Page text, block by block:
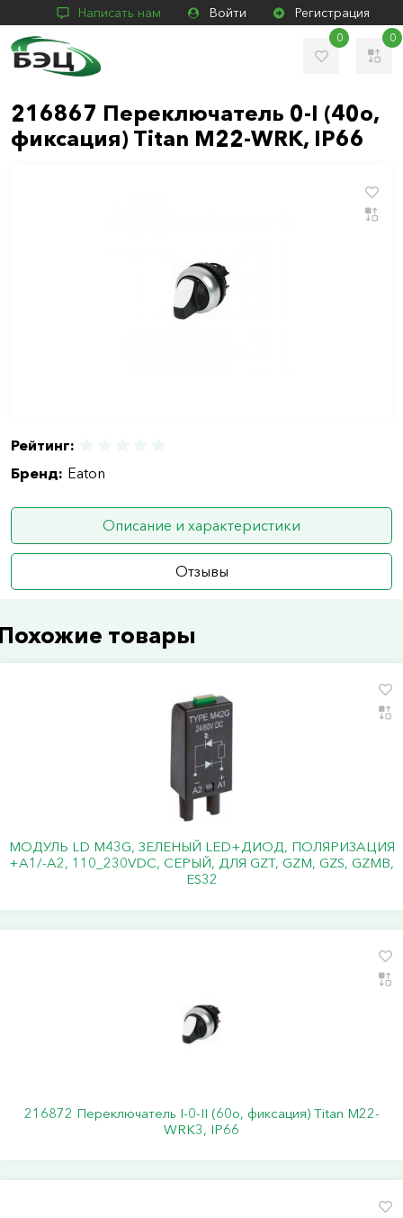
Написать нам Войти Регистрация
0 0
216867 Переключатель 0-I (40o,
фиксация) Titan M22-WRK, IP66
Рейтинг:
Бренд: Eaton
Описание и характеристики
Отзывы
товары
МОДУЛЬ LD M43G, ЗЕЛЕНЫЙ LED+ДИОД, ПОЛЯРИЗАЦИЯ
+А1/-А2, 110_230VDC, СЕРЫЙ, ДЛЯ GZT, GZM, GZS, GZMB,
ES32
216872 Переключатель I-0-II (60o, фиксация) Titan M22-
WRK3, IP66